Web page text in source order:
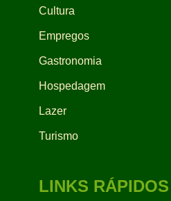
Cultura
Empregos
Gastronomia
Hospedagem
Lazer
Turismo
LINKS RÁPIDOS